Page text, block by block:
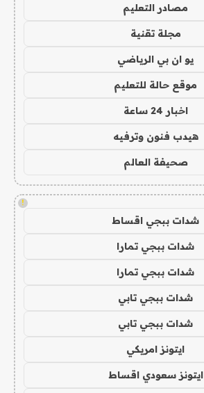
مصادر التعليم
مجلة تقنية
يو ان بي الرياضي
موقع حالة للتعليم
اخبار 24 ساعة
هيدب فنون وترفيه
صحيفة العالم
!
شدات ببجي اقساط
شدات ببجي تمارا
شدات ببجي تمارا
شدات ببجي تابي
شدات ببجي تابي
ايتونز امريكي
ايتونز سعودي اقساط